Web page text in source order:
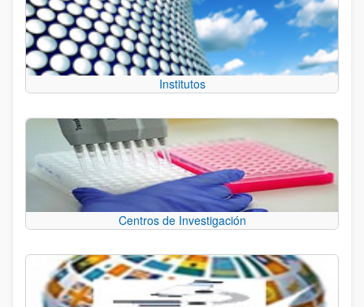
Institutos
Centros de Investigación